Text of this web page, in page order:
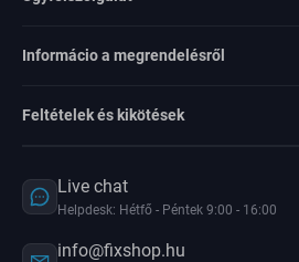
Informácio a megrendelésről
Feltételek és kikötések
Live chat
Helpdesk: Hétfő - Péntek 9:00 - 16:00
info@fixshop.hu